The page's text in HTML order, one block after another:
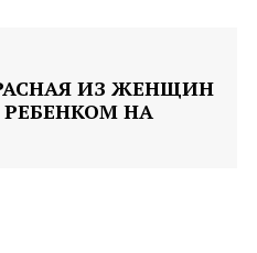
ИЗ ЖЕНЩИН
НА